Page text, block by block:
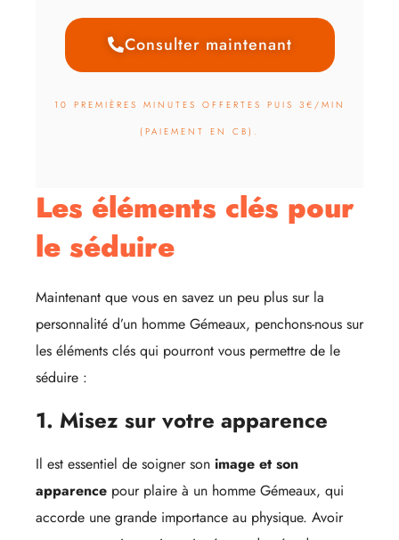
Consulter maintenant
10 PREMIÈRES MINUTES OFFERTES PUIS 3€/MIN
(PAIEMENT EN CB).
Les éléments clés pour
le séduire
Maintenant que vous en savez un peu plus sur la
personnalité d’un homme Gémeaux, penchons-nous sur
les éléments clés qui pourront vous permettre de le
séduire :
1. Misez sur votre apparence
Il est essentiel de soigner son image et son
apparence pour plaire à un homme Gémeaux, qui
accorde une grande importance au physique. Avoir